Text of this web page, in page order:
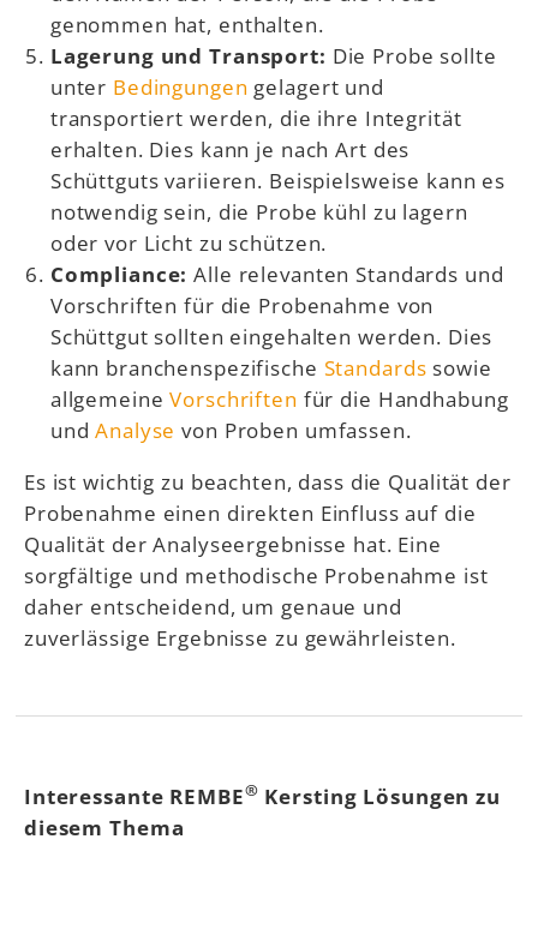
genommen hat, enthalten.
Lagerung und Transport: Die Probe sollte
unter Bedingungen gelagert und
transportiert werden, die ihre Integrität
erhalten. Dies kann je nach Art des
Schüttguts variieren. Beispielsweise kann es
notwendig sein, die Probe kühl zu lagern
oder vor Licht zu schützen.
Compliance: Alle relevanten Standards und
Vorschriften für die Probenahme von
Schüttgut sollten eingehalten werden. Dies
kann branchenspezifische Standards sowie
allgemeineVorschriften für die Handhabung
undAnalyse von Proben umfassen.
Es ist wichtig zu beachten, dass die Qualität der
Probenahme einen direkten Einfluss auf die
Qualität der Analyseergebnisse hat. Eine
sorgfältige und methodische Probenahme ist
daher entscheidend, um genaue und
zuverlässige Ergebnisse zu gewährleisten.
Interessante REMBE® Kersting Lösungen zu
diesem Thema